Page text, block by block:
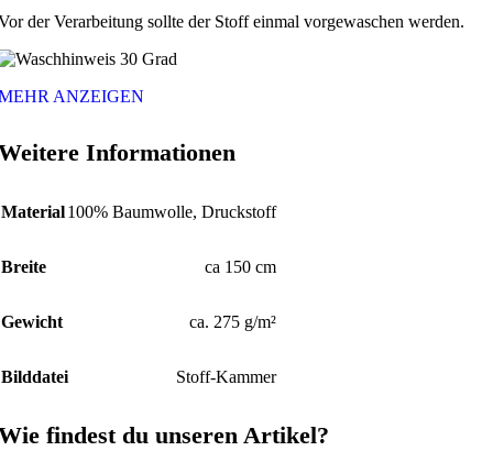
der Verarbeitung sollte der Stoff einmal vorgewaschen werden.
ANZEIGEN
Informationen
Material100% Baumwolle, Druckstoff
Breite ca 150 cm
Gewicht ca. 275 g/m²
Bilddatei Stoff-Kammer
findest du unseren Artikel?